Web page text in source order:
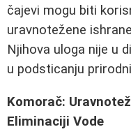
čajevi mogu biti
uravnotežene
Njihova uloga nije u
u podsticanju
Komorač:
Eliminaciji Vode